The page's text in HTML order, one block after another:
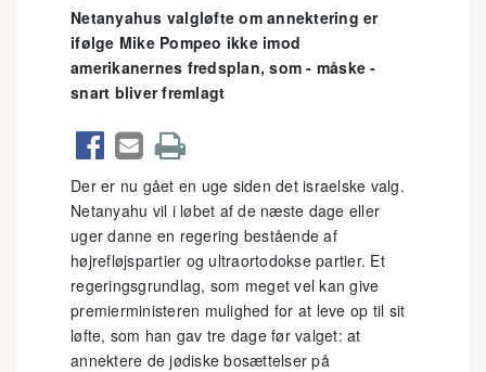
Netanyahus valgløfte om annektering er
ifølge Mike Pompeo ikke imod
amerikanernes fredsplan, som - måske -
snart bliver fremlagt
  
Der er nu gået en uge siden det israelske valg.
Netanyahu vil i løbet af de næste dage eller
uger danne en regering bestående af
højrefløjspartier og ultraortodokse partier. Et
regeringsgrundlag, som meget vel kan give
premierministeren mulighed for at leve op til sit
løfte, som han gav tre dage før valget: at
annektere de jødiske bosættelser på